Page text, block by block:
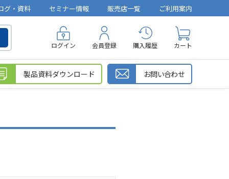
グ・資料 セミナー情報 販売店一覧 ご利用案内
ログイン 会員登録 購入履歴 カート
製品資料ダウンロード お問い合わせ